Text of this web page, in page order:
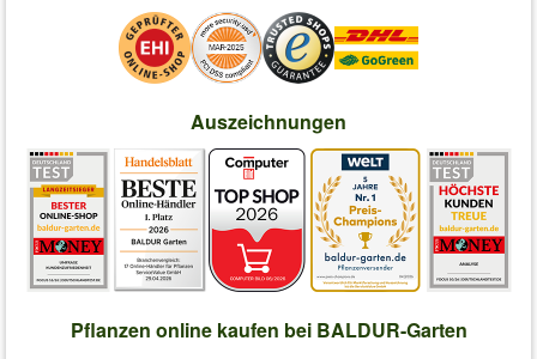
Auszeichnungen
Pflanzen online kaufen bei BALDUR-Garten